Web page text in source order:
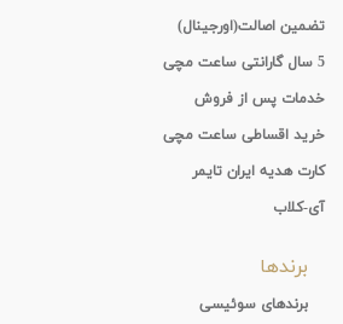
تضمین اصالت(اورجینال)
5 سال گارانتی ساعت مچی
خدمات پس از فروش
خرید اقساطی ساعت مچی
کارت هدیه ایران تایمر
آی-کلاب
برندها
برندهای سوئیسی